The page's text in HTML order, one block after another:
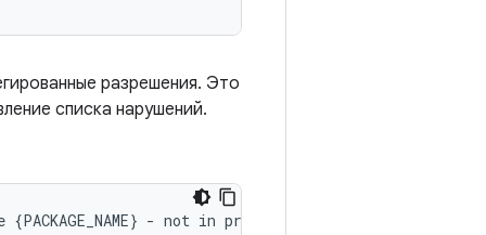
разрешения. Это
списка нарушений.